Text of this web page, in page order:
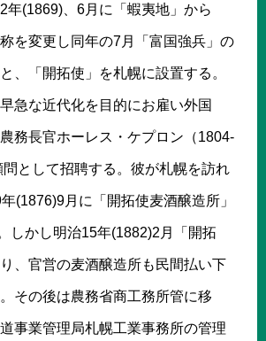
年(1869)、6月に「蝦夷地」から
称を変更し同年の7月「富国強兵」の
、「開拓使」を札幌に設置する。
急な近代化を目的にお雇い外国
務長官ホーレス・ケプロン（1804-
として招聘する。彼が札幌を訪れ
(1876)9月に「開拓使麦酒醸造所」
しかし明治15年(1882)2月「開拓
、官営の麦酒醸造所も民間払い下
その後は農務省商工務所管に移
事業管理局札幌工業事務所の管理